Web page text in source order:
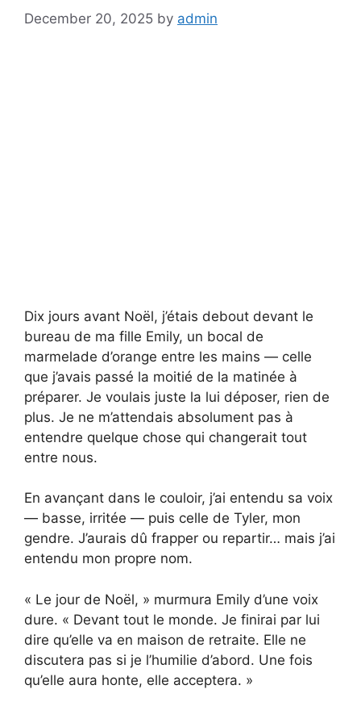
December 20, 2025 by admin
Dix jours avant Noël, j’étais debout devant le
bureau de ma fille Emily, un bocal de
marmelade d’orange entre les mains — celle
que j’avais passé la moitié de la matinée à
préparer. Je voulais juste la lui déposer, rien de
plus. Je ne m’attendais absolument pas à
entendre quelque chose qui changerait tout
entre nous.
En avançant dans le couloir, j’ai entendu sa voix
— basse, irritée — puis celle de Tyler, mon
gendre. J’aurais dû frapper ou repartir… mais j’ai
entendu mon propre nom.
« Le jour de Noël, » murmura Emily d’une voix
dure. « Devant tout le monde. Je finirai par lui
dire qu’elle va en maison de retraite. Elle ne
discutera pas si je l’humilie d’abord. Une fois
qu’elle aura honte, elle acceptera. »